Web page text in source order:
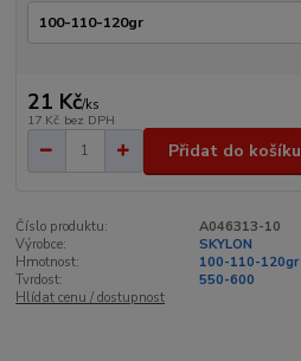
21 Kč/ks
17 Kč bez DPH
Přidat do košíku
Číslo produktu:
A046313-10
Výrobce:
SKYLON
Hmotnost:
100-110-120gr
Tvrdost:
550-600
Hlídat cenu / dostupnost